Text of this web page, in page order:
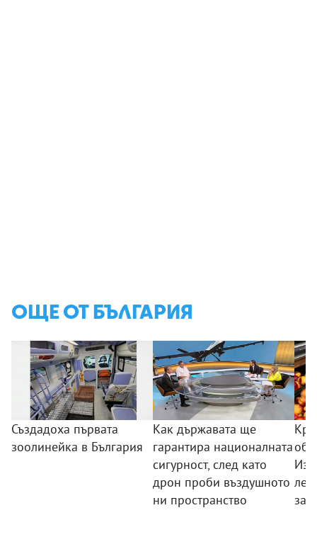
ОЩЕ ОТ БЪЛГАРИЯ
Създадоха първата
зоолинейка в България
Как държавата ще
гарантира националната
сигурност, след като
дрон проби въздушното
ни пространство